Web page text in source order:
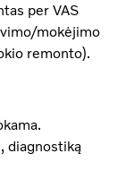
per VAS
mokėjimo
remonto).
diagnostiką